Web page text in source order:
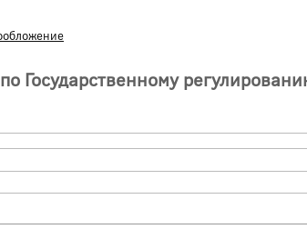
Государственному